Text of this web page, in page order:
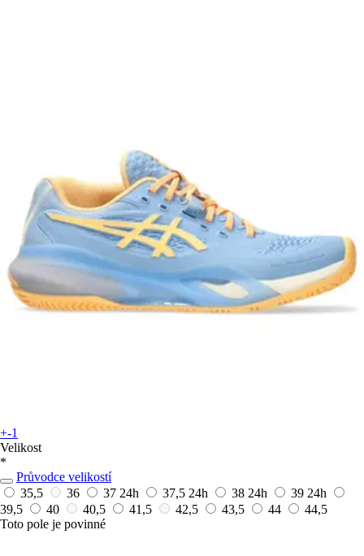
+-1
Velikost
*
Průvodce velikostí
35,5
36 37 24h 37,5 24h 38 24h 39 24h
39,5
40 40,5 41,5 42,5 43,5 44
44,5
Toto pole je povinné